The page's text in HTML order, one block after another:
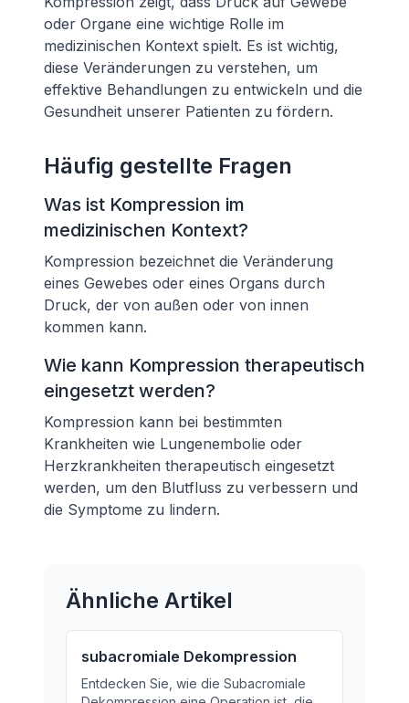
oder Organe eine wichtige Rolle im
medizinischen Kontext spielt. Es ist wichtig,
diese Veränderungen zu verstehen, um
effektive Behandlungen zu entwickeln und die
Gesundheit unserer Patienten zu fördern.
Häufig gestellte Fragen
Was ist Kompression im
medizinischen Kontext?
Kompression bezeichnet die Veränderung
eines Gewebes oder eines Organs durch
Druck, der von außen oder von innen
kommen kann.
Wie kann Kompression therapeutisch
eingesetzt werden?
Kompression kann bei bestimmten
Krankheiten wie Lungenembolie oder
Herzkrankheiten therapeutisch eingesetzt
werden, um den Blutfluss zu verbessern und
die Symptome zu lindern.
Ähnliche Artikel
subacromiale Dekompression
Entdecken Sie, wie die Subacromiale